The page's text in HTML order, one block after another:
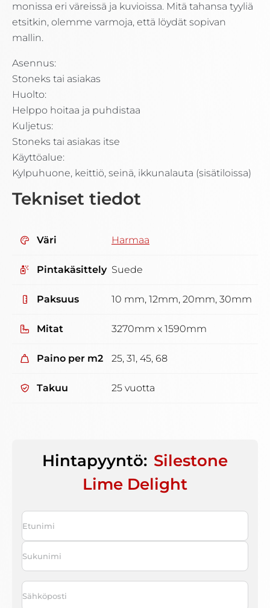
monissa eri väreissä ja kuvioissa. Mitä tahansa tyyliä
etsitkin, olemme varmoja, että löydät sopivan
mallin.
Asennus:
Stoneks tai asiakas
Huolto:
Helppo hoitaa ja puhdistaa
Kuljetus:
Stoneks tai asiakas itse
Käyttöalue:
Kylpuhuone, keittiö, seinä, ikkunalauta (sisätiloissa)
Tekniset tiedot
Väri Harmaa
Pintakäsittely Suede
Paksuus 10 mm, 12mm, 20mm, 30mm
Mitat 3270mm x 1590mm
Paino per m2 25, 31, 45, 68
Takuu 25 vuotta
Hintapyyntö: Silestone
Lime Delight
Nimi
First
Sähköposti